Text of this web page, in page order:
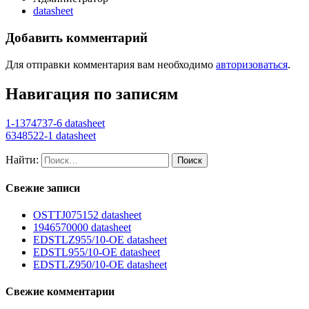
datasheet
Добавить комментарий
Для отправки комментария вам необходимо авторизоваться.
Навигация по записям
1-1374737-6 datasheet
6348522-1 datasheet
Найти:
Свежие записи
OSTTJ075152 datasheet
1946570000 datasheet
EDSTLZ955/10-OE datasheet
EDSTL955/10-OE datasheet
EDSTLZ950/10-OE datasheet
Свежие комментарии